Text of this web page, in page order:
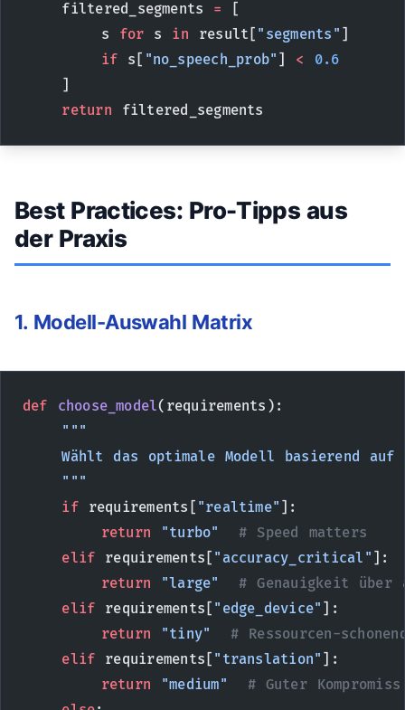
    filtered_segments
= [
        s
for s in result[ "segments" ]
        if
s[ "no_speech_prob" ] < 0.6
    ]
    return
filtered_segments
Best Practices: Pro-Tipps aus
der Praxis
1. Modell-Auswahl Matrix
def choose_model(requirements):
    """
Wählt das optimale Modell basierend auf
    """
    if
requirements[ "realtime" ]:
        return
"turbo"
  # Speed matters
    elif
requirements[ "accuracy_critical" ]:
        return
"large"
# Genauigkeit über
    elif
requirements[ "edge_device" ]:
        return
"tiny"
# Ressourcen-
    elif
requirements[ "translation" ]:
        return
"medium"
  # Guter Kompromiss